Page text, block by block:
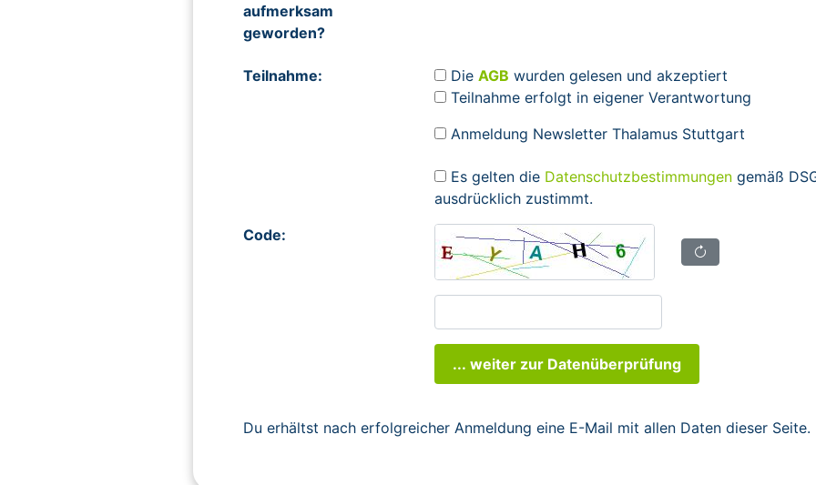
aufmerksam
geworden?
Teilnahme: Die AGB wurden gelesen und akzeptiert
Teilnahme erfolgt in eigener Verantwortung
Anmeldung Newsletter Thalamus Stuttgart
Es gelten die Datenschutzbestimmungen gemäß
ausdrücklich zustimmt.
Code:
... weiter zur Datenüberprüfung
Du erhältst nach erfolgreicher Anmeldung eine E-Mail mit allen Daten dieser Seite.